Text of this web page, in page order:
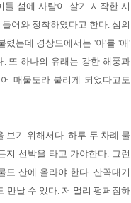
들 섬에 사람이 살기 시작한 시
어와 정착하였다고 한다. 섬의
렸는데 경상도에서는 '아'를 '애'
또 하나의 유래는 강한 해풍과
매물도라 불리게 되었다고도
보기 위해서다. 하루 두 차례 물
지 선박을 타고 가야한다. 그런
도 산에 올라야 한다. 산꼭대기
만날 수 있다. 저 멀리 펑퍼짐하